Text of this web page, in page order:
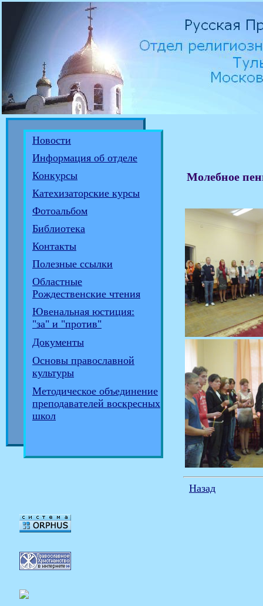
Новости
Информация об отделе
Конкурсы
Катехизаторские курсы
Фотоальбом
Библиотека
Контакты
Полезные ссылки
Областные
Рождественские чтения
Ювенальная юстиция:
"за" и "против"
Документы
Основы православной
культуры
Методическое объединение
преподавателей воскресных
школ
Молебное
Назад